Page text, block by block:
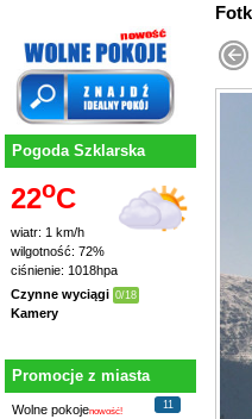
Pogoda Szklarska
22oC
wiatr: 1 km/h
wilgotność: 72%
ciśnienie: 1018hpa
Czynne wyciągi 0/18
Kamery
Promocje z miasta
Wolne pokojenowość!
11